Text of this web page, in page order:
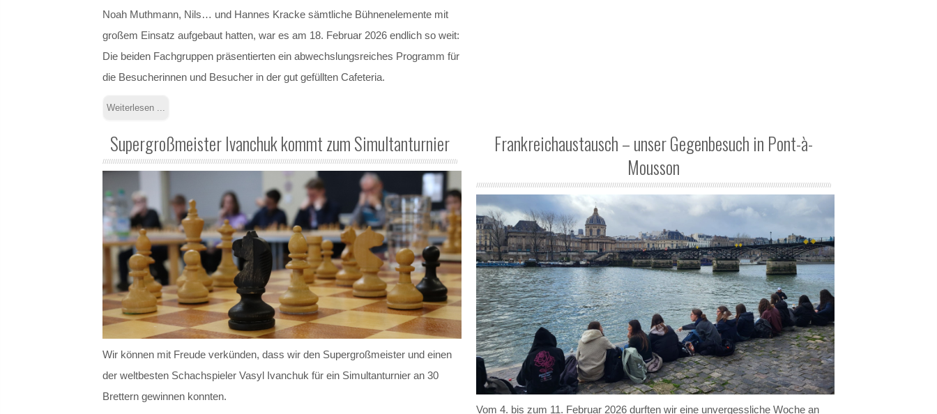
Noah Muthmann, Nils… und Hannes Kracke sämtliche Bühnenelemente mit
großem Einsatz aufgebaut hatten, war es am 18. Februar 2026 endlich so weit:
Die beiden Fachgruppen präsentierten ein abwechslungsreiches Programm für
die Besucherinnen und Besucher in der gut gefüllten Cafeteria.
Weiterlesen ...
Supergroßmeister Ivanchuk kommt zum Simultanturnier
Wir können mit Freude verkünden, dass wir den Supergroßmeister und einen
der weltbesten Schachspieler Vasyl Ivanchuk für ein Simultanturnier an 30
Brettern gewinnen konnten.
Frankreichaustausch – unser Gegenbesuch in Pont-à-
Mousson
Vom 4. bis zum 11. Februar 2026 durften wir eine unvergessliche Woche an